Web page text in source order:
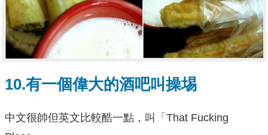
10.有一個偉大的酒吧叫操埸
中文很帥但英文比較酷一點，叫「That Fucking